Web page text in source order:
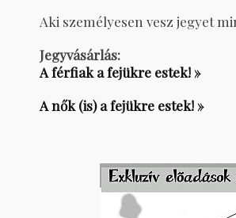
Aki személyesen vesz jegyet
Jegyvásárlás:
A férfiak a fejükre estek! »
A nők (is) a fejükre estek! »